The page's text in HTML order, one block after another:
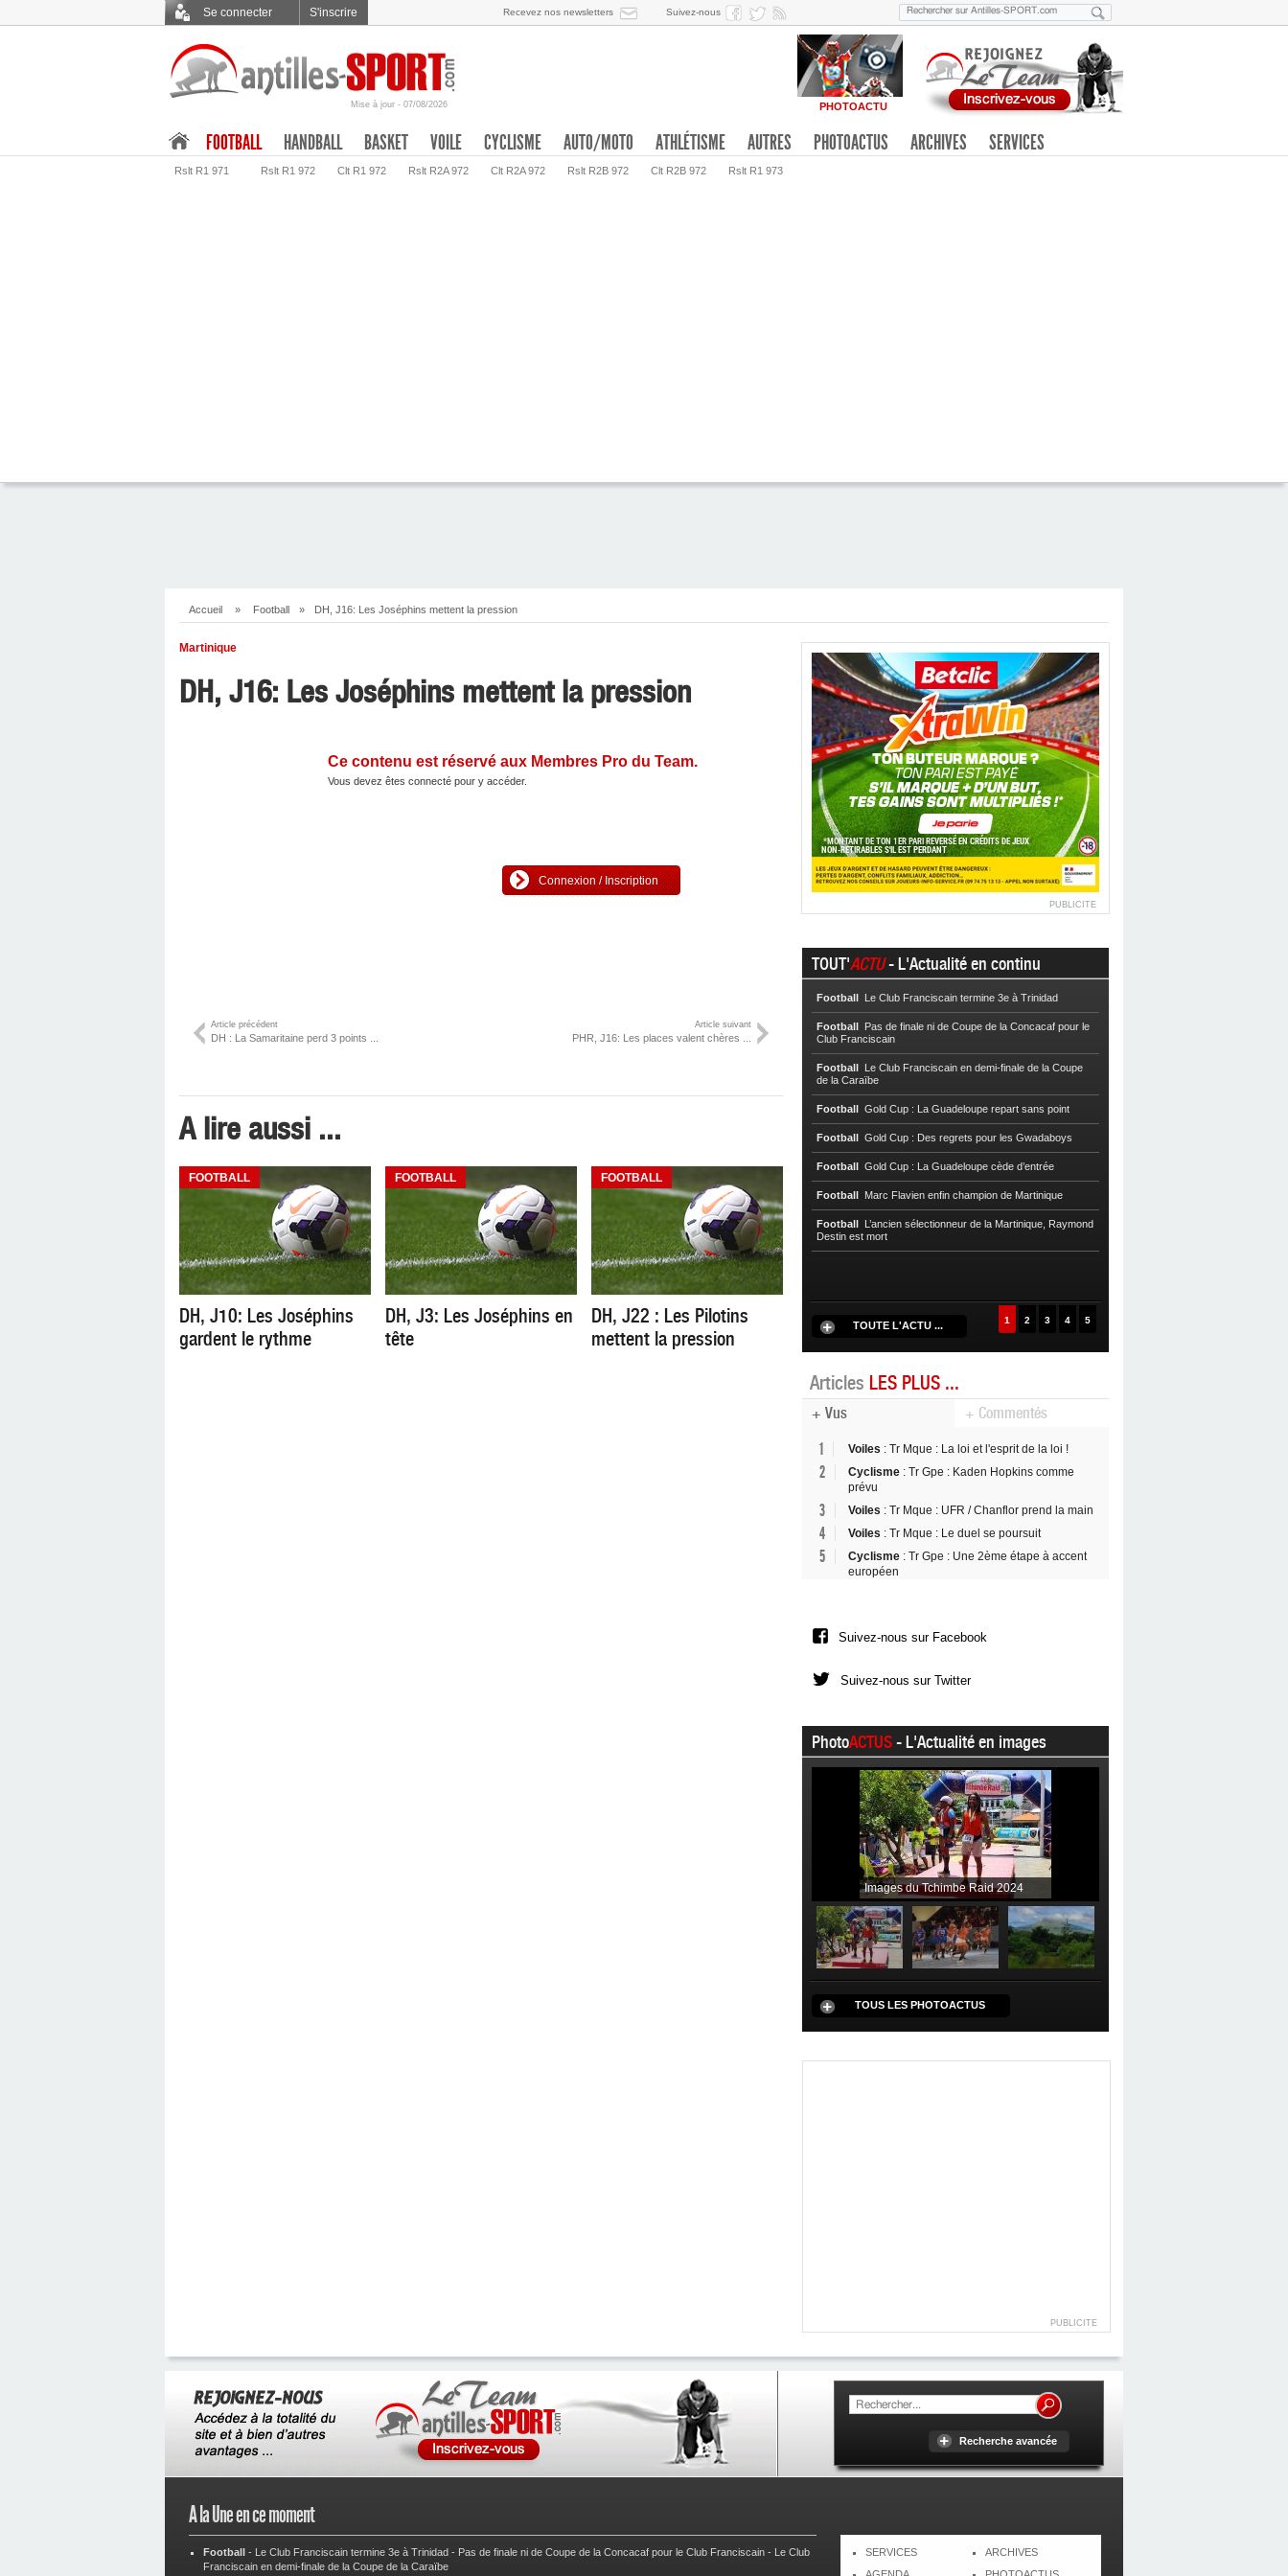
Se connecter S'inscrire Recevez nos newsletters Suivez-nous
Mise à jour - 07/08/2026 PHOTOACTU
FOOTBALL
Rslt R1 971 Rslt R1 972 Clt R1 972 Rslt R2A 972 Clt R2A 972 Rslt R2B 972 Clt R2B 972 Rslt R1 973
HANDBALL BASKET VOILE CYCLISME AUTO/MOTO ATHLÉTISME AUTRES PHOTOACTUS ARCHIVES SERVICES
Accueil » Football » DH, J16: Les Joséphins mettent la pression
Martinique
DH, J16: Les Joséphins mettent la pression
Ce contenu est réservé aux Membres Pro du Team.
Vous devez êtes connecté pour y accéder.
Connexion / Inscription
Article précédent
DH : La Samaritaine perd 3 points ...
Article suivant
PHR, J16: Les places valent chères ...
A lire aussi ...
FOOTBALL
DH, J10: Les Joséphins
gardent le rythme
FOOTBALL
DH, J3: Les Joséphins en
tête
FOOTBALL
DH, J22 : Les Pilotins
mettent la pression
PUBLICITE
TOUT'ACTU- L'Actualité en continu
Football Le Club Franciscain termine 3e à Trinidad
Football Pas de finale ni de Coupe de la Concacaf pour le
Club Franciscain
Football Le Club Franciscain en demi-finale de la Coupe
de la Caraïbe
Football Gold Cup : La Guadeloupe repart sans point
Football Gold Cup : Des regrets pour les Gwadaboys
Football Gold Cup : La Guadeloupe cède d’entrée
Football Marc Flavien enfin champion de Martinique
Football L’ancien sélectionneur de la Martinique, Raymond
Destin est mort
TOUTE L'ACTU ... 1 2 3 4 5
Articles LES PLUS ...
+ Vus + Commentés
1 Voiles : Tr Mque : La loi et l'esprit de la loi !
2 Cyclisme : Tr Gpe : Kaden Hopkins comme
prévu
3 Voiles : Tr Mque : UFR / Chanflor prend la main
4 Voiles : Tr Mque : Le duel se poursuit
5 Cyclisme : Tr Gpe : Une 2ème étape à accent
européen
Suivez-nous sur Facebook
Suivez-nous sur Twitter
PhotoACTUS- L'Actualité en images
Images du Tchimbe Raid 2024
TOUS LES PHOTOACTUS
PUBLICITE
Recherche avancée
A la Une en ce moment
Football - Le Club Franciscain termine 3e à Trinidad - Pas de finale ni de Coupe de la Concacaf pour le Club Franciscain - Le Club
Franciscain en demi-finale de la Coupe de la Caraïbe
SERVICES
ARCHIVES